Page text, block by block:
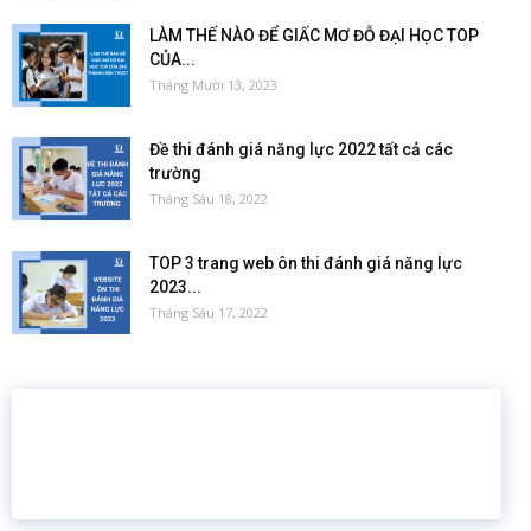
LÀM THẾ NÀO ĐỂ GIẤC MƠ ĐỖ ĐẠI HỌC TOP
CỦA...
Tháng Mười 13, 2023
Đề thi đánh giá năng lực 2022 tất cả các
trường
Tháng Sáu 18, 2022
TOP 3 trang web ôn thi đánh giá năng lực
2023...
Tháng Sáu 17, 2022